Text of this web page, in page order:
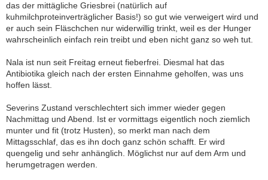
das der mittägliche Griesbrei (natürlich auf
kuhmilchproteinverträglicher Basis!) so gut wie verweigert wird und
er auch sein Fläschchen nur widerwillig trinkt, weil es der Hunger
wahrscheinlich einfach rein treibt und eben nicht ganz so weh tut.
Nala ist nun seit Freitag erneut fieberfrei. Diesmal hat das
Antibiotika gleich nach der ersten Einnahme geholfen, was uns
hoffen lässt.
Severins Zustand verschlechtert sich immer wieder gegen
Nachmittag und Abend. Ist er vormittags eigentlich noch ziemlich
munter und fit (trotz Husten), so merkt man nach dem
Mittagsschlaf, das es ihn doch ganz schön schafft. Er wird
quengelig und sehr anhänglich. Möglichst nur auf dem Arm und
herumgetragen werden.